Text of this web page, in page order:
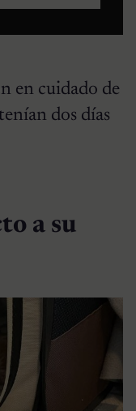
en cuidado de
dos días
a su